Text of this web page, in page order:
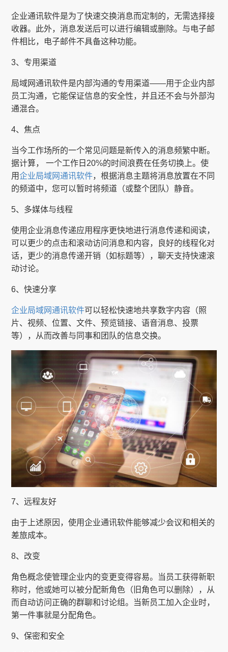
企业通讯软件是为了快速交换消息而定制的，无需选择接
收器。此外，消息发送后可以进行编辑或删除。与电子邮
件相比，电子邮件不具备这种功能。
3、专用渠道
局域网通讯软件是内部沟通的专用渠道——用于企业内部
员工沟通，它能保证信息的安全性，并且还不会与外部沟
通混合。
4、焦点
当今工作场所的一个常见问题是新传入的消息频繁中断。
据计算， 一个工作日20%的时间浪费在任务切换上。使
用企业局域网通讯软件，根据消息主题将消息放置在不同
的频道中，您可以暂时将频道（或整个团队）静音。
5、多媒体与线程
使用企业消息传递应用程序更快地进行消息传递和阅读，
可以更少的点击和滚动访问消息和内容，良好的线程化对
话，更少的消息传递开销（如标题等），聊天支持快速滚
动讨论。
6、快速分享
企业局域网通讯软件可以轻松快速地共享数字内容（照
片、视频、位置、文件、预览链接、语音消息、投票
等），从而改善与同事和团队的信息交换。
7、远程友好
由于上述原因，使用企业通讯软件能够减少会议和相关的
差旅成本。
8、改变
角色概念使管理企业内的变更变得容易。当员工获得新职
称时，他或她可以被分配新角色（旧角色可以删除），从
而自动访问正确的群聊和讨论组。当新员工加入企业时，
第一件事就是分配角色。
9、保密和安全